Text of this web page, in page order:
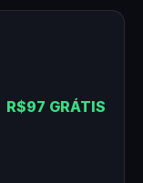
R$97 GRÁTIS